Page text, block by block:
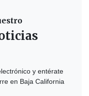
y entérate
en Baja California